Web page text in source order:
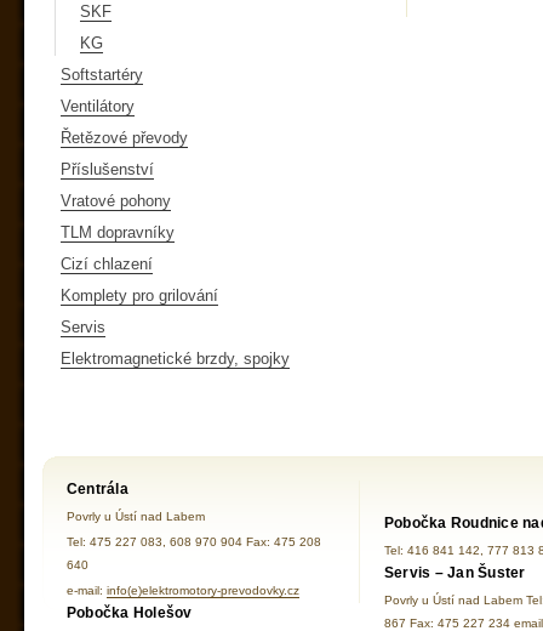
SKF
KG
Softstartéry
Ventilátory
Řetězové převody
Příslušenství
Vratové pohony
TLM dopravníky
Cizí chlazení
Komplety pro grilování
Servis
Elektromagnetické brzdy, spojky
Centrála
Povrly u Ústí nad Labem
Tel: 475 227 083, 608 970 904 Fax: 475 208
640
e-mail: info(e)elektromotory-prevodovky.cz
Pobočka Holešov
Pobočka Roudnice
Tel: 416 841 142, 777 813
Servis – Jan Šuster
Povrly u Ústí nad Labem
867 Fax: 475 227 234